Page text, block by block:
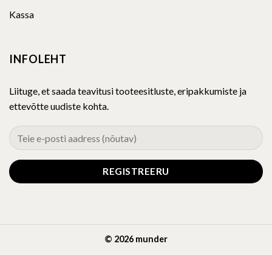
Kassa
INFOLEHT
Liituge, et saada teavitusi tooteesitluste, eripakkumiste ja
ettevõtte uudiste kohta.
© 2026 munder